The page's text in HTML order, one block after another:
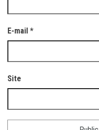
E-mail *
Site